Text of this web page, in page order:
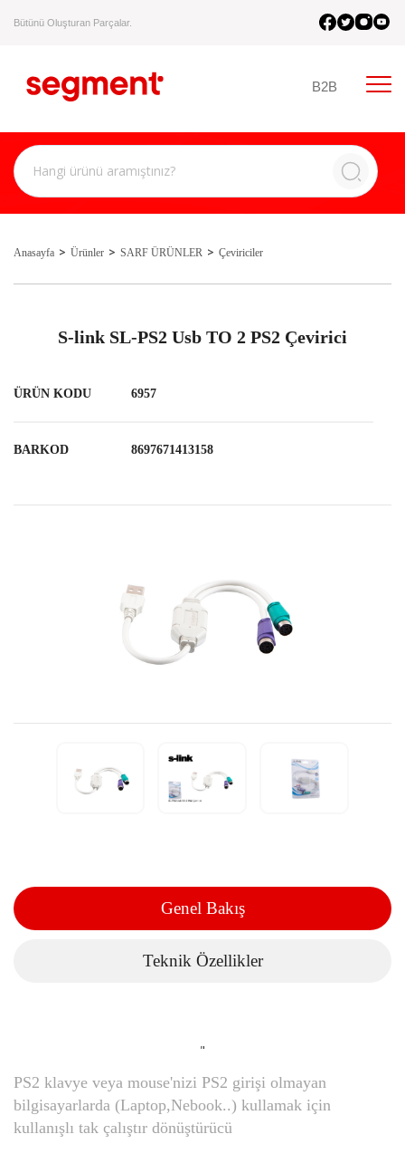
Bütünü Oluşturan Parçalar.
B2B
Anasayfa Ürünler SARF ÜRÜNLER Çeviriciler
S-link SL-PS2 Usb TO 2 PS2 Çevirici
ÜRÜN KODU 6957
BARKOD 8697671413158
Genel Bakış
Teknik Özellikler
"
PS2 klavye veya mouse'nizi PS2 girişi olmayan
bilgisayarlarda (Laptop,Nebook..) kullamak için
kullanışlı tak çalıştır dönüştürücü